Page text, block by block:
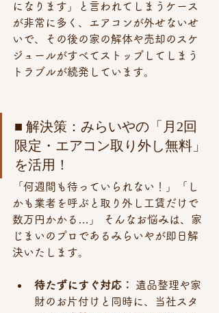
になります」と言われてしまうケース
が非常に多く、エアコンが外せないせ
いで、その後の家の解体や売却のスケ
ジュールがすべてストップしてしまう
トラブルが続発しています。
■ 解決策：みらいやの「月2回
限定・エアコン取り外し無料」
を活用！
「何週間も待っていられない！」「し
かも業者を呼ぶと取り外し工賃だけで
数万円かかる…」 そんなお悩みは、家
じまいのプロであるみらいやが即日解
決いたします。
待たずにすぐ対応：
遺品整理や家
財のお片付けと同時に、当社スタ